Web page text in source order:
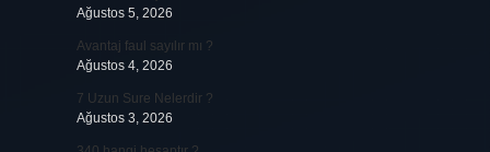
Ağustos 5, 2026
Avantaj faul sayılır mı ?
Ağustos 4, 2026
7 Uzun Sure Nelerdir ?
Ağustos 3, 2026